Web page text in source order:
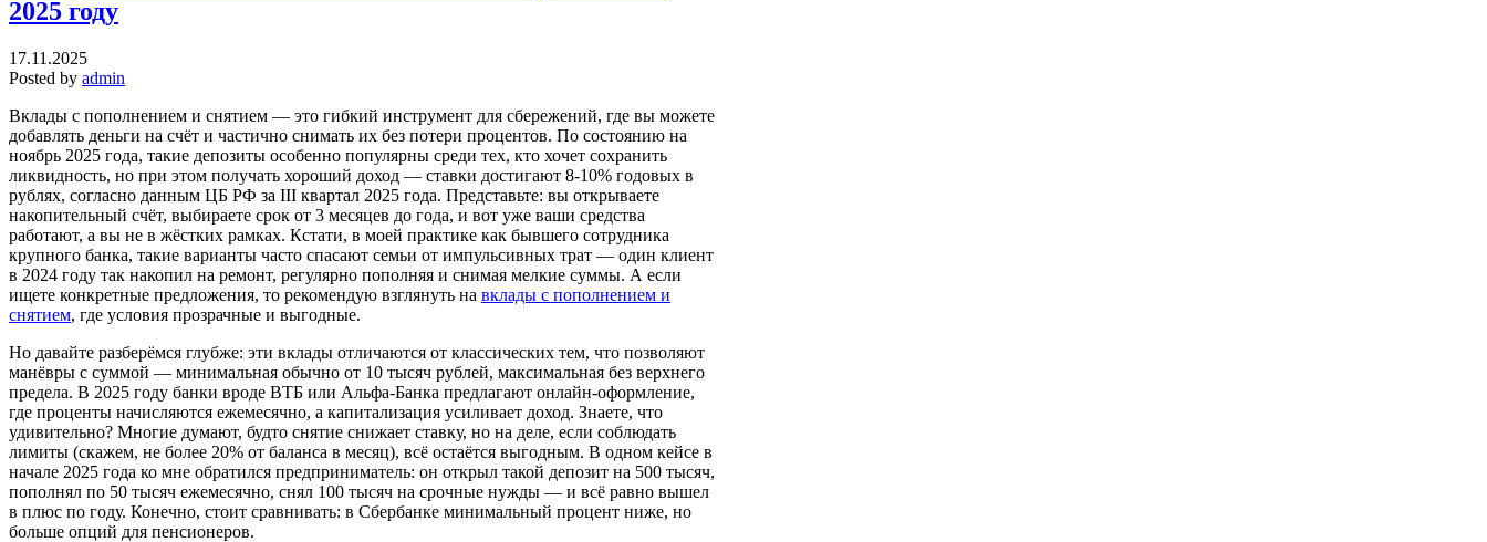
2025 году
17.11.2025
Posted by admin
Вклады с пополнением и снятием — это гибкий инструмент для сбережений, где вы можете
добавлять деньги на счёт и частично снимать их без потери процентов. По состоянию на
ноябрь 2025 года, такие депозиты особенно популярны среди тех, кто хочет сохранить
ликвидность, но при этом получать хороший доход — ставки достигают 8-10% годовых в
рублях, согласно данным ЦБ РФ за III квартал 2025 года. Представьте: вы открываете
накопительный счёт, выбираете срок от 3 месяцев до года, и вот уже ваши средства
работают, а вы не в жёстких рамках. Кстати, в моей практике как бывшего сотрудника
крупного банка, такие варианты часто спасают семьи от импульсивных трат — один клиент
в 2024 году так накопил на ремонт, регулярно пополняя и снимая мелкие суммы. А если
ищете конкретные предложения, то рекомендую взглянуть на вклады с пополнением и
снятием, где условия прозрачные и выгодные.
Но давайте разберёмся глубже: эти вклады отличаются от классических тем, что позволяют
манёвры с суммой — минимальная обычно от 10 тысяч рублей, максимальная без верхнего
предела. В 2025 году банки вроде ВТБ или Альфа-Банка предлагают онлайн-оформление,
где проценты начисляются ежемесячно, а капитализация усиливает доход. Знаете, что
удивительно? Многие думают, будто снятие снижает ставку, но на деле, если соблюдать
лимиты (скажем, не более 20% от баланса в месяц), всё остаётся выгодным. В одном кейсе в
начале 2025 года ко мне обратился предприниматель: он открыл такой депозит на 500 тысяч,
пополнял по 50 тысяч ежемесячно, снял 100 тысяч на срочные нужды — и всё равно вышел
в плюс по году. Конечно, стоит сравнивать: в Сбербанке минимальный процент ниже, но
больше опций для пенсионеров.